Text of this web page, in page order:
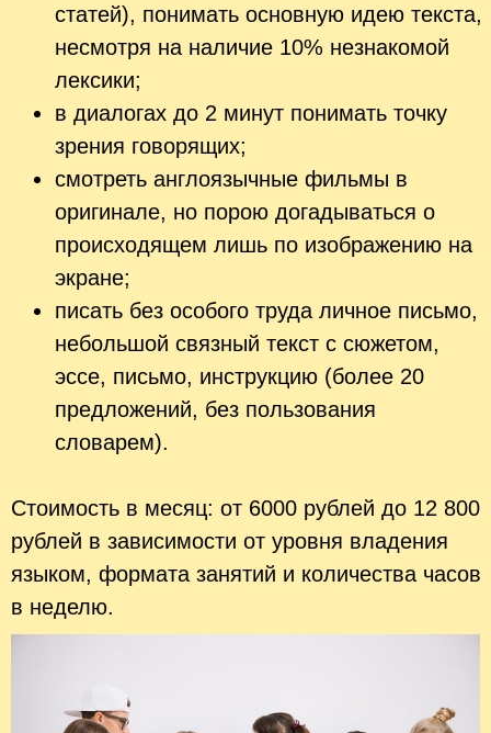
статей), понимать основную идею текста,
несмотря на наличие 10% незнакомой
лексики;
в диалогах до 2 минут понимать точку
зрения говорящих;
смотреть англоязычные фильмы в
оригинале, но порою догадываться о
происходящем лишь по изображению на
экране;
писать без особого труда личное письмо,
небольшой связный текст с сюжетом,
эссе, письмо, инструкцию (более 20
предложений, без пользования
словарем).
Стоимость в месяц: от 6000 рублей до 12 800
рублей в зависимости от уровня владения
языком, формата занятий и количества часов
в неделю.